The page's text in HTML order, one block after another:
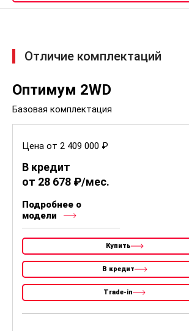
Отличие комплектаций
Оптимум 2WD
Базовая комплектация
Цена от 2 409 000 ₽
В кредит
от 28 678 ₽/мес.
Подробнее о
модели
Купить
В кредит
Trade-in